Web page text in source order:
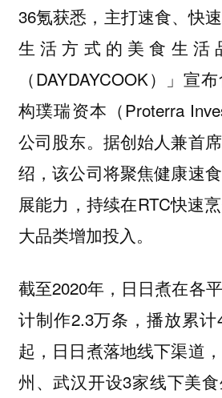
36氪获悉，主打速食、快
生活方式的美食生活
（DAYDAYCOOK）」宣
构璞瑞资本（Proterra
公司股东。据创始人兼首
绍，该公司将聚焦健康速
展能力，持续在RTC快速
大品类增加投入。
截至2020年，日日煮在各
计制作2.3万条，播放累计
起，日日煮落地线下渠道
州、武汉开设3家线下美